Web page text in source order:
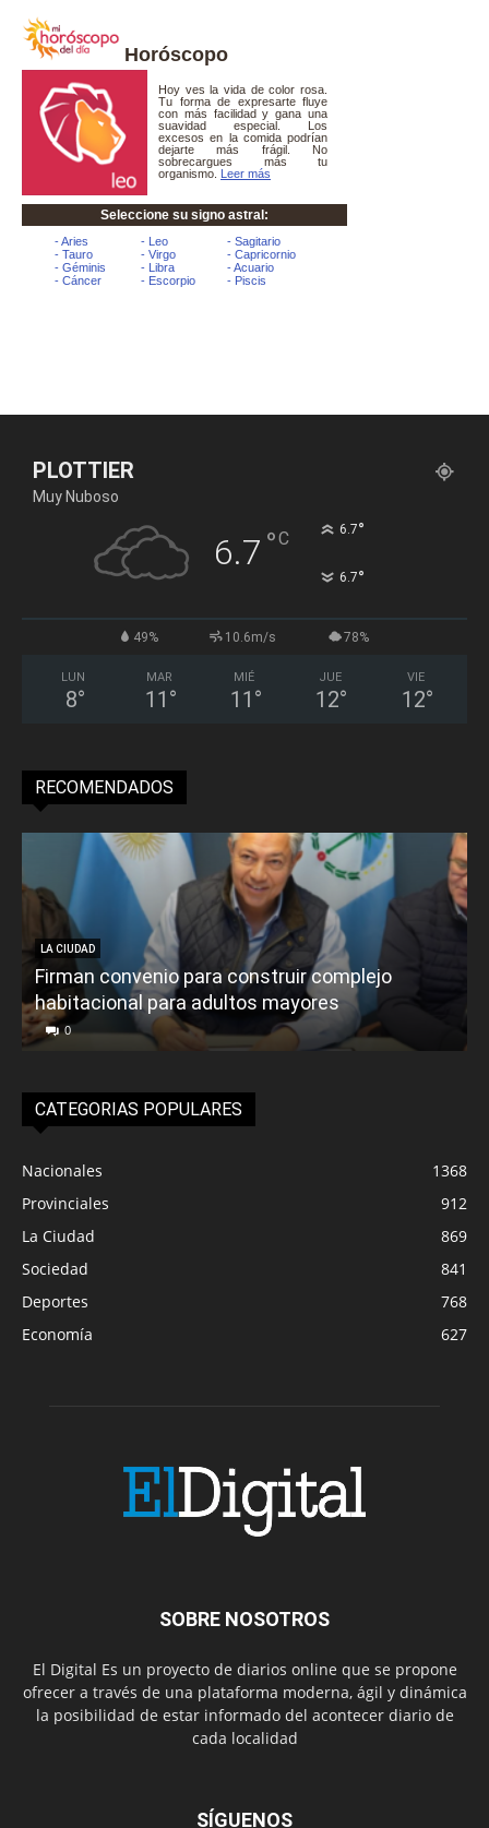
Horóscopo
PLOTTIER
Muy Nuboso
6.7 °C 6.7°
6.7°
49% 10.6m/s 78%
LUN
8°
MAR
11 °
MIÉ
11 °
JUE
12°
VIE
12°
RECOMENDADOS
LA CIUDAD
Firman convenio para construir complejo
habitacional para adultos mayores
0
CATEGORIAS POPULARES
Nacionales
1368
Provinciales
912
La Ciudad
869
Sociedad
841
Deportes
768
Economía
627
SOBRE NOSOTROS
El Digital Es un proyecto de diarios online que se propone
ofrecer a través de una plataforma moderna, ágil y dinámica
la posibilidad de estar informado del acontecer diario de
cada localidad
SÍGUENOS